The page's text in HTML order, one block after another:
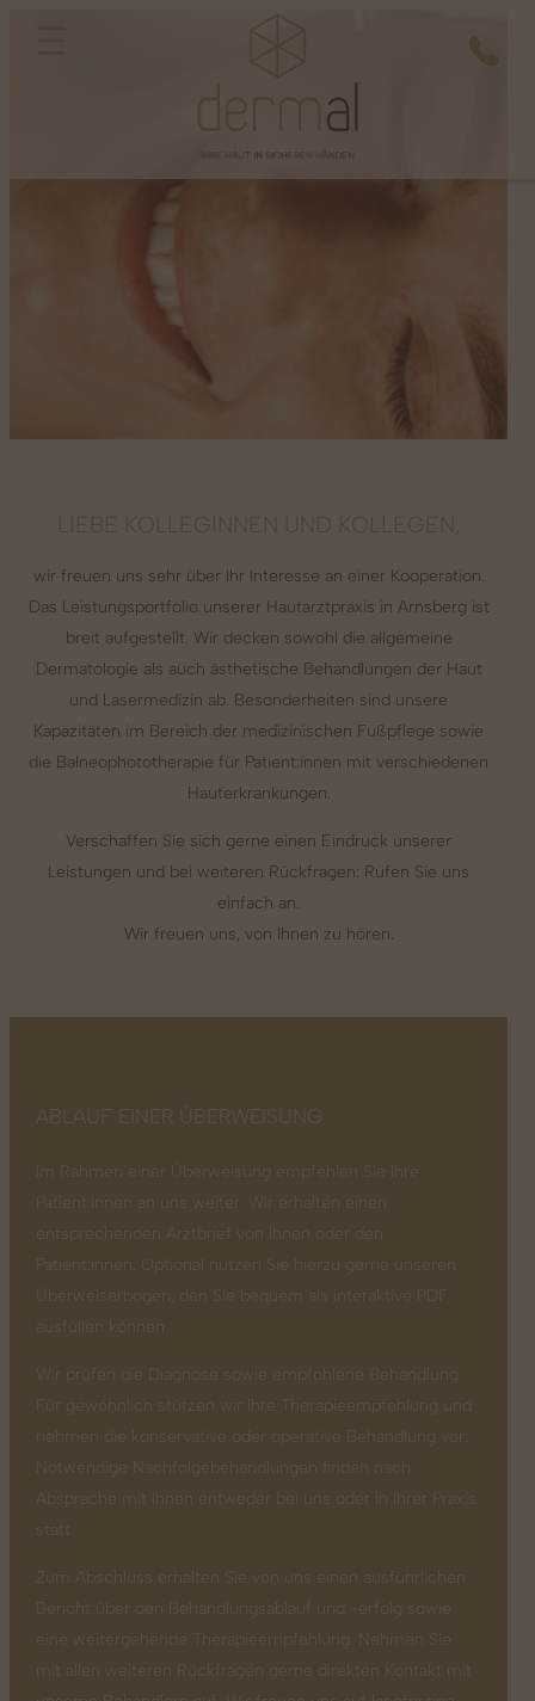
LIEBE KOLLEGINNEN UND KOLLEGEN,
wir freuen uns sehr über Ihr Interesse an einer Kooperation.
Das Leistungsportfolio unserer Hautarztpraxis in Arnsberg ist
breit aufgestellt. Wir decken sowohl die allgemeine
Dermatologie als auch ästhetische Behandlungen der Haut
und Lasermedizin ab. Besonderheiten sind unsere
Kapazitäten im Bereich der medizinischen Fußpflege sowie
die Balneophototherapie für Patient:innen mit verschiedenen
Hauterkrankungen.
Verschaffen Sie sich gerne einen Eindruck unserer
Leistungen und bei weiteren Rückfragen: Rufen Sie uns
einfach an.
Wir freuen uns, von Ihnen zu hören.
ABLAUF EINER ÜBERWEISUNG
Im Rahmen einer Überweisung empfehlen Sie Ihre
Patient:innen an uns weiter. Wir erhalten einen
entsprechenden Arztbrief von Ihnen oder den
Patient:innen. Optional nutzen Sie hierzu gerne unseren
Überweiserbogen, den Sie bequem als interaktive PDF
ausfüllen können.
Wir prüfen die Diagnose sowie empfohlene Behandlung.
Für gewöhnlich stützen wir Ihre Therapieempfehlung und
nehmen die konservative oder operative Behandlung vor.
Notwendige Nachfolgebehandlungen finden nach
Absprache mit Ihnen entweder bei uns oder in Ihrer Praxis
statt.
Zum Abschluss erhalten Sie von uns einen ausführlichen
Bericht über den Behandlungsablauf und -erfolg sowie
eine weitergehende Therapieempfehlung. Nehmen Sie
mit allen weiteren Rückfragen gerne direkten Kontakt mit